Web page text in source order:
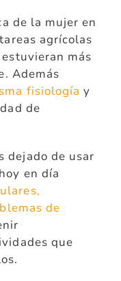
de la mujer en
agrícolas
más
Además
fisiología y
de
dejado de usar
en día
de
que